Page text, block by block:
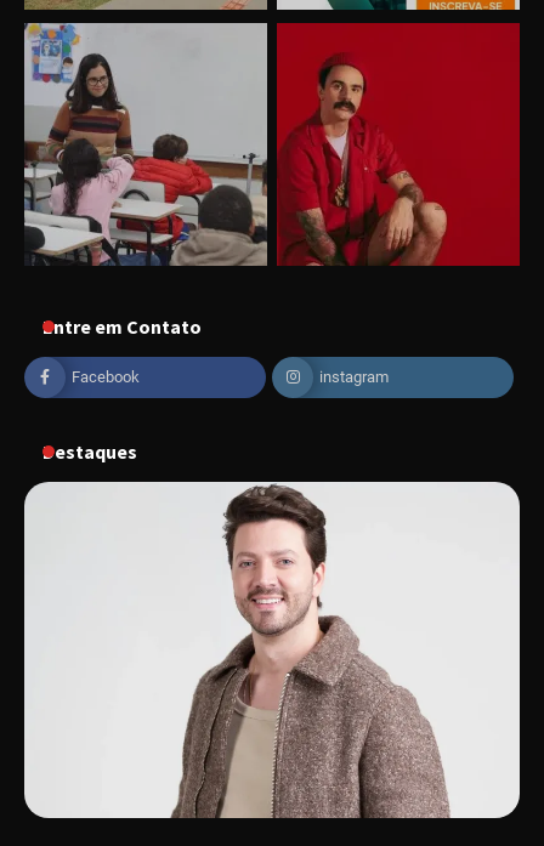
Entre em Contato
Facebook instagram
Destaques
Uberlândia recebe o projeto “Experiência Rio”
no dia 17 de junho
em Uberlândia
gastronomia de Uberlândia em dois dias de
evento gratuito
“Uma prosa de valor” é o tema da roda de
conversa com o diretor e a produtora do
espetáculo Bárbara
“Tom na Fazenda” retorna à Uberlândia após
sucesso absoluto em 2025